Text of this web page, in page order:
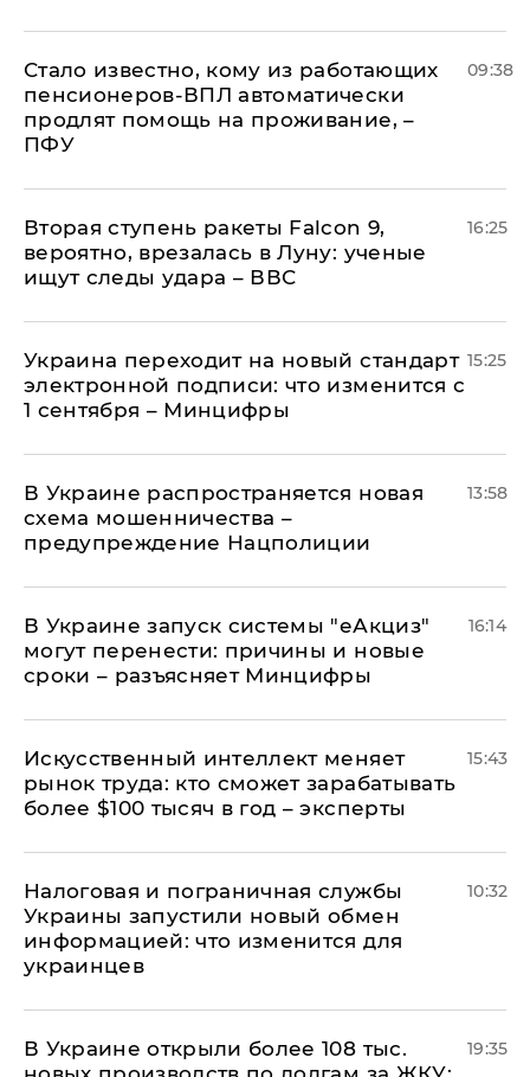
Стало известно, кому из работающих
пенсионеров-ВПЛ автоматически
продлят помощь на проживание, –
ПФУ
09:38
Вторая ступень ракеты Falcon 9,
вероятно, врезалась в Луну: ученые
ищут следы удара – ВВС
16:25
Украина переходит на новый стандарт
электронной подписи: что изменится с
1 сентября – Минцифры
15:25
В Украине распространяется новая
схема мошенничества –
предупреждение Нацполиции
13:58
В Украине запуск системы "еАкциз"
могут перенести: причины и новые
сроки – разъясняет Минцифры
16:14
Искусственный интеллект меняет
рынок труда: кто сможет зарабатывать
более $100 тысяч в год – эксперты
15:43
Налоговая и пограничная службы
Украины запустили новый обмен
информацией: что изменится для
украинцев
10:32
В Украине открыли более 108 тыс.
19:35